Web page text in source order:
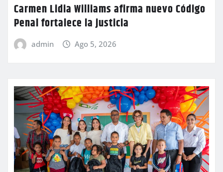
Carmen Lidia Williams afirma nuevo Código
Penal fortalece la justicia
admin Ago 5, 2026